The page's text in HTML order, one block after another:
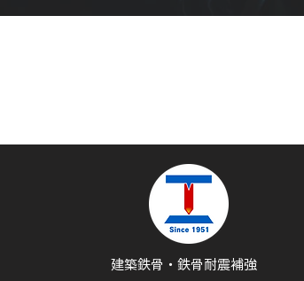
建築鉄骨・鉄骨耐震補強